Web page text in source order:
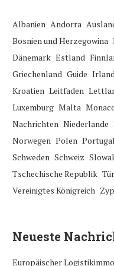
Albanien Andorra
Bosnien und Herzegowina
Dänemark Estland
Griechenland Guide
Kroatien Leitfaden
Luxemburg Malta
Nachrichten Niederlande
Norwegen Polen Portugal
Schweden Schweiz
Tschechische Republik
Vereinigtes Königreich
Neueste
Europäischer